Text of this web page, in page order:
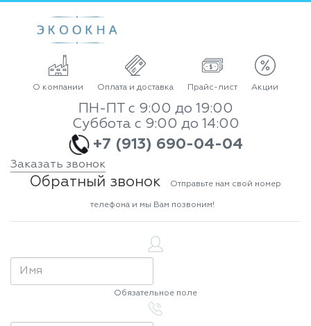
О компании Оплата и доставка Прайс-лист Акции
ПН-ПТ с 9:00 до 19:00
Суббота с 9:00 до 14:00
+7 (913) 690-04-04
Заказать звонок
Обратный звонок Отправьте нам свой номер
телефона и мы Вам позвоним!
Обязательное поле